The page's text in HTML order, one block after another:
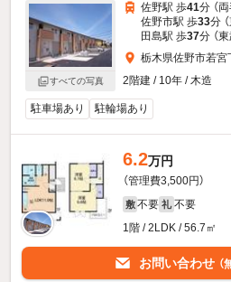
すべての写真
佐野駅 歩41分 （
佐野市駅 歩33分
田島駅 歩37分 （
栃木県佐野市若宮
2階建 / 10年 / 木造
駐車場あり 駐輪場あり
6.2万円
（管理費3,500円）
敷 不要 礼 不要
1階 / 2LDK / 56.7㎡
お問い合わせ （